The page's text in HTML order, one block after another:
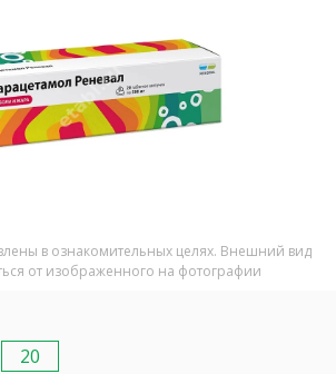
в ознакомительных целях. Внешний вид
от изображенного на фотографии
20